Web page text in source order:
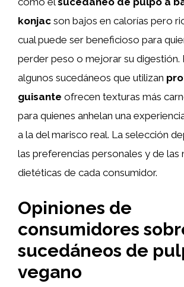
konjac son bajos en calorías pero
cual puede ser beneficioso para
perder peso o mejorar su digestión.
algunos sucedáneos que utilizan
guisante ofrecen texturas más
para quienes anhelan una
a la del marisco real. La selección
las preferencias personales y de las
dietéticas de cada consumidor.
Opiniones de
consumidores
sucedáneos de
vegano